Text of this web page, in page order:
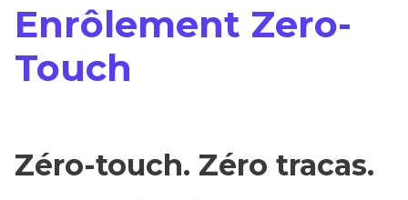
Enrôlement Zero-
Touch
Zéro-touch. Zéro tracas.